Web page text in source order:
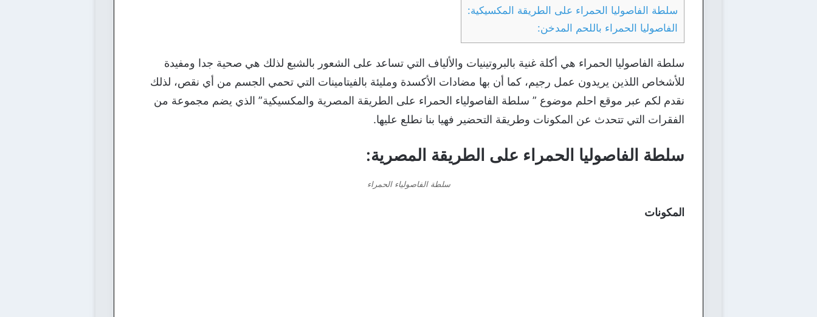
سلطة الفاصوليا الحمراء على الطريقة المكسيكية:
الفاصوليا الحمراء باللحم المدخن:
سلطة الفاصوليا الحمراء هي أكلة غنية بالبروتينيات والألياف التي تساعد على الشعور بالشبع لذلك هي صحية جدا ومفيدة
للأشخاص اللذين يريدون عمل رجيم، كما أن بها مضادات الأكسدة ومليئة بالفيتامينات التي تحمي الجسم من أي نقص، لذلك
نقدم لكم عبر موقع احلم موضوع ” سلطة الفاصولياء الحمراء على الطريقة المصرية والمكسيكية” الذي يضم مجموعة من
الفقرات التي تتحدث عن المكونات وطريقة التحضير فهيا بنا نطلع عليها.
سلطة الفاصوليا الحمراء على الطريقة المصرية:
سلطة الفاصولياء الحمراء
المكونات